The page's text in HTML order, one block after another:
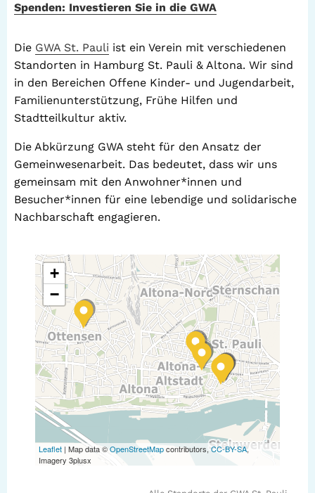
Spenden: Investieren Sie in die GWA
Die GWA St. Pauli ist ein Verein mit verschiedenen
Standorten in Hamburg St. Pauli & Altona. Wir sind
in den Bereichen Offene Kinder- und Jugendarbeit,
Familienunterstützung, Frühe Hilfen und
Stadtteilkultur aktiv.
Die Abkürzung GWA steht für den Ansatz der
Gemeinwesenarbeit. Das bedeutet, dass wir uns
gemeinsam mit den Anwohner*innen und
Besucher*innen für eine lebendige und solidarische
Nachbarschaft engagieren.
+
−
Leaflet | Map data ©OpenStreetMapcontributors, CC-BY-SA,
Imagery 3plusx